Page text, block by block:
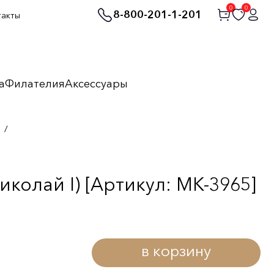
8-800-201-1-201
0 0
ФилателияАксессуары
/
I) [Артикул: MK-3965]
в корзину